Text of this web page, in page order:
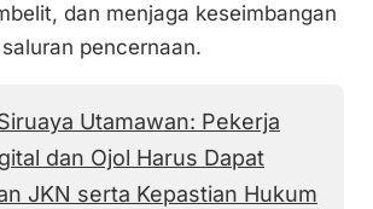
dan menjaga keseimbangan
pencernaan.
Utamawan: Pekerja
dan Ojol Harus Dapat
JKN serta Kepastian Hukum